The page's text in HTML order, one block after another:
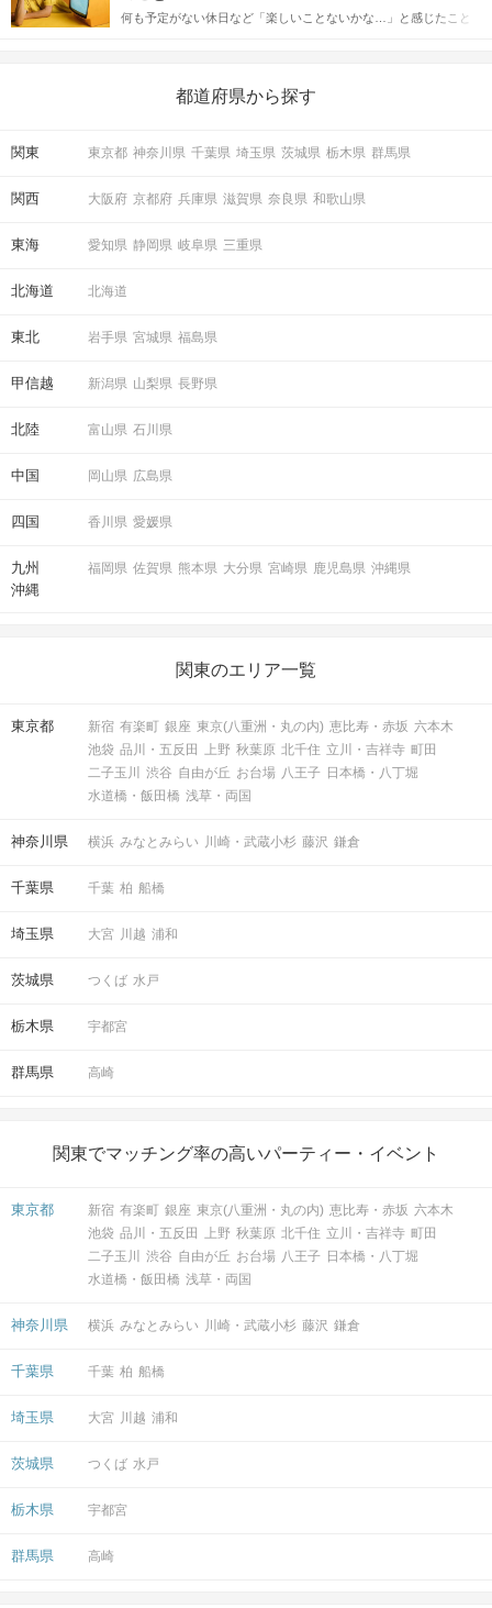
送るLINEでのデートの誘い方のコツをご紹介します。例文も混じ
えながら解説するので、ぜひ参考にしてください。
何も予定がない休日など「楽しいことないかな…」と感じたこと
の楽しいことアイデアを集めました♪ いままさに楽しいことを探し
都道府県から探す
関東 東京都 神奈川県 千葉県 埼玉県 茨城県 栃木県 群馬県
関西 大阪府 京都府 兵庫県 滋賀県 奈良県 和歌山県
東海 愛知県 静岡県 岐阜県 三重県
北海道 北海道
東北 岩手県 宮城県 福島県
甲信越 新潟県 山梨県 長野県
北陸 富山県 石川県
中国 岡山県 広島県
四国 香川県 愛媛県
九州
沖縄
福岡県 佐賀県 熊本県 大分県 宮崎県 鹿児島県 沖縄県
関東のエリア一覧
東京都 新宿 有楽町 銀座 東京(八重洲・丸の内) 恵比寿・赤坂 六本木
池袋 品川・五反田 上野 秋葉原 北千住 立川・吉祥寺 町田
二子玉川
渋谷 自由が丘 お台場 八王子 日本橋・八丁堀
水道橋・飯田橋 浅草・両国
神奈川県 横浜 みなとみらい 川崎・武蔵小杉 藤沢 鎌倉
千葉県 千葉 柏 船橋
埼玉県 大宮 川越 浦和
茨城県 つくば 水戸
栃木県 宇都宮
群馬県 高崎
関東でマッチング率の高いパーティー・イベント
東京都 新宿 有楽町 銀座 東京(八重洲・丸の内) 恵比寿・赤坂 六本木
池袋 品川・五反田 上野 秋葉原 北千住 立川・吉祥寺 町田
二子玉川
渋谷 自由が丘 お台場 八王子 日本橋・八丁堀
水道橋・飯田橋 浅草・両国
神奈川県 横浜 みなとみらい 川崎・武蔵小杉 藤沢 鎌倉
千葉県 千葉 柏 船橋
埼玉県 大宮 川越 浦和
茨城県 つくば 水戸
栃木県 宇都宮
群馬県 高崎